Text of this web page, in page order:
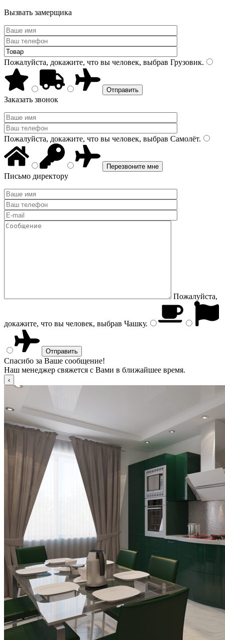
Вызвать замерщика
Пожалуйста, докажите, что вы человек, выбрав Грузовик.
Заказать звонок
Пожалуйста, докажите, что вы человек, выбрав Самолёт.
Письмо директору
Пожалуйста,
докажите, что вы человек, выбрав Чашку.
Спасибо за Ваше сообщение!
Наш менеджер свяжется с Вами в ближайшее время.